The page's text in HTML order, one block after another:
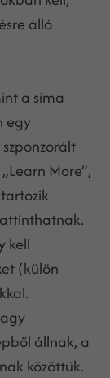
álló
a sima
egy
More”,
kell
(külön
állnak, a
közöttük.